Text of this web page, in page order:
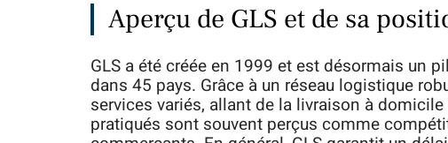
Aperçu de GLS et de sa
GLS a été créée en 1999 et est désormais un
dans 45 pays. Grâce à un réseau logistique
services variés, allant de la livraison à
pratiqués sont souvent perçus comme